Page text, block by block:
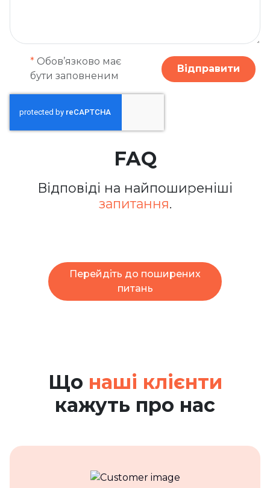
* Обов’язково має
бути заповненим
Відправити
FAQ
Відповіді на найпоширеніші
запитання.
Перейдіть до поширених
питань
Що наші клієнти
кажуть про нас